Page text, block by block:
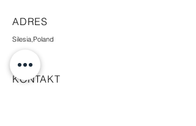
ADRES
Silesia,Poland
KONTAKT